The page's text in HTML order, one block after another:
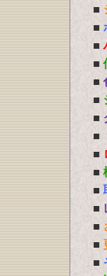
■
■
■
■
■
■
■
■
■
■
■
■
■
■
■